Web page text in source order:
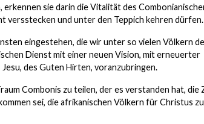
sie darin die Vitalität des
versstecken und unter den Teppich kehren dürfen.
eingestehen, die wir unter so vielen Völkern
Dienst mit einer neuen Vision, mit erneuerter
des Guten Hirten, voranzubringen.
Combonis zu teilen, der es verstanden hat, die
sei, die afrikanischen Völkern für Christus